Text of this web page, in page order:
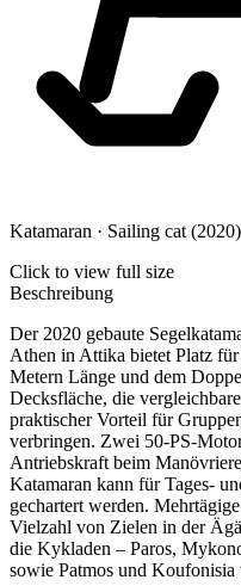
Katamaran · Sailing cat (2020)
Click to view full size
Beschreibung
Der 2020 gebaute
Athen in Attika bietet Platz
Metern Länge und dem
Decksfläche, die
praktischer Vorteil für
verbringen. Zwei 50-PS-
Antriebskraft beim
Katamaran kann für Tages-
gechartert werden.
Vielzahl von Zielen in der
die Kykladen – Paros,
sowie Patmos und Koufonisia